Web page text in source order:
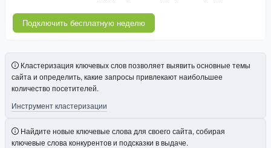
Подключить бесплатную неделю
Кластеризация ключевых слов позволяет выявить основные темы
сайта и определить, какие запросы привлекают наибольшее
количество посетителей.
Инструмент кластеризации
Найдите новые ключевые слова для своего сайта, собирая
ключевые слова конкурентов и подсказки в выдаче.